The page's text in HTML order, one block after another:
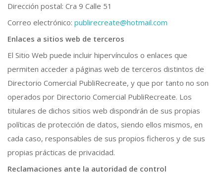
Dirección postal: Cra 9 Calle 51
Correo electrónico: publirecreate@hotmail.com
Enlaces a sitios web de terceros
El Sitio Web puede incluir hipervínculos o enlaces que
permiten acceder a páginas web de terceros distintos de
Directorio Comercial PubliRecreate, y que por tanto no son
operados por Directorio Comercial PubliRecreate. Los
titulares de dichos sitios web dispondrán de sus propias
políticas de protección de datos, siendo ellos mismos, en
cada caso, responsables de sus propios ficheros y de sus
propias prácticas de privacidad.
Reclamaciones ante la autoridad de control